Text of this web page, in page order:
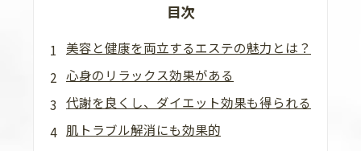
目次
美容と健康を両立するエステの魅力とは？
心身のリラックス効果がある
代謝を良くし、ダイエット効果も得られる
肌トラブル解消にも効果的